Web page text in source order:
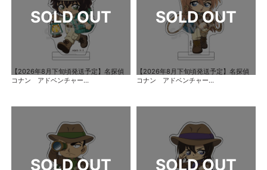
【2026年8月下旬頃発送予定】名探偵
コナン アドベンチャー...
【2026年8月下旬頃発送予定】名探偵
コナン アドベンチャー...